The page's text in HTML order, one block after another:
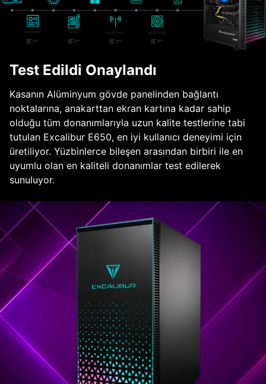
Test Edildi Onaylandı
Kasanın Alüminyum gövde panelinden bağlantı
noktalarına, anakarttan ekran kartına kadar sahip
olduğu tüm donanımlarıyla uzun kalite testlerine tabi
tutulan Excalibur E650, en iyi kullanıcı deneyimi için
üretiliyor. Yüzbinlerce bileşen arasından birbiri ile en
uyumlu olan en kaliteli donanımlar test edilerek
sunuluyor.